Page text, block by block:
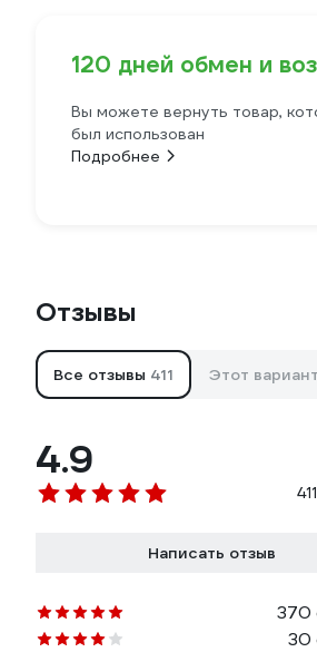
120 дней обмен и
Вы можете вернуть товар,
был использован
Подробнее
Отзывы
Все отзывы 411 Этот вариант
4.9
Написать отзыв
370
30